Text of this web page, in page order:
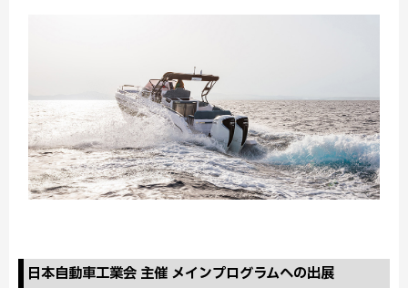
日本自動車工業会 主催 メインプログラムへの出展